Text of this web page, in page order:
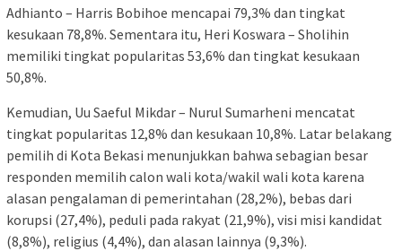
Adhianto – Harris Bobihoe mencapai 79,3% dan tingkat
kesukaan 78,8%. Sementara itu, Heri Koswara – Sholihin
memiliki tingkat popularitas 53,6% dan tingkat kesukaan
50,8%.
Kemudian, Uu Saeful Mikdar – Nurul Sumarheni mencatat
tingkat popularitas 12,8% dan kesukaan 10,8%. Latar belakang
pemilih di Kota Bekasi menunjukkan bahwa sebagian besar
responden memilih calon wali kota/wakil wali kota karena
alasan pengalaman di pemerintahan (28,2%), bebas dari
korupsi (27,4%), peduli pada rakyat (21,9%), visi misi kandidat
(8,8%), religius (4,4%), dan alasan lainnya (9,3%).